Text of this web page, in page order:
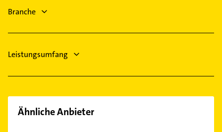
Griesheim Hessen
Physiotherapie
Krankengymnastik
Branche
Leistungsumfang
Ähnliche Anbieter